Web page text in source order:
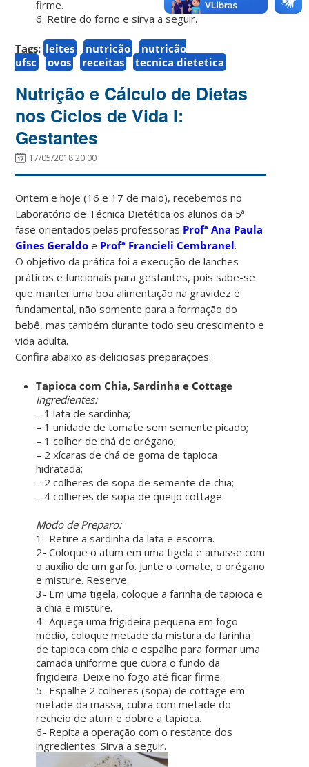
firme.
6. Retire do forno e sirva a seguir.
Tags: leites nutrição
nutrição
ufsc
ovos receitas tecnica dietetica
Nutrição e Cálculo de Dietas
nos Ciclos de Vida I:
Gestantes
17/05/2018 20:00
Ontem e hoje (16 e 17 de maio), recebemos no
Laboratório de Técnica Dietética os alunos da 5ª
fase orientados pelas professoras Profª Ana Paula
Gines Geraldo e Profª Francieli Cembranel.
O objetivo da prática foi a execução de lanches
práticos e funcionais para gestantes, pois sabe-se
que manter uma boa alimentação na gravidez é
fundamental, não somente para a formação do
bebê, mas também durante todo seu crescimento e
vida adulta.
Confira abaixo as deliciosas preparações:
Tapioca com Chia, Sardinha e Cottage
Ingredientes:
– 1 lata de sardinha;
– 1 unidade de tomate sem semente picado;
– 1 colher de chá de orégano;
– 2 xícaras de chá de goma de tapioca
hidratada;
– 2 colheres de sopa de semente de chia;
– 4 colheres de sopa de queijo cottage.
Modo de Preparo:
1- Retire a sardinha da lata e escorra.
2- Coloque o atum em uma tigela e amasse com
o auxílio de um garfo. Junte o tomate, o orégano
e misture. Reserve.
3- Em uma tigela, coloque a farinha de tapioca e
a chia e misture.
4- Aqueça uma frigideira pequena em fogo
médio, coloque metade da mistura da farinha
de tapioca com chia e espalhe para formar uma
camada uniforme que cubra o fundo da
frigideira. Deixe no fogo até ficar firme.
5- Espalhe 2 colheres (sopa) de cottage em
metade da massa, cubra com metade do
recheio de atum e dobre a tapioca.
6- Repita a operação com o restante dos
ingredientes. Sirva a seguir.